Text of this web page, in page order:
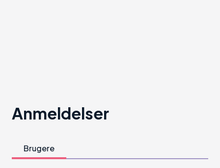
Anmeldelser
Brugere